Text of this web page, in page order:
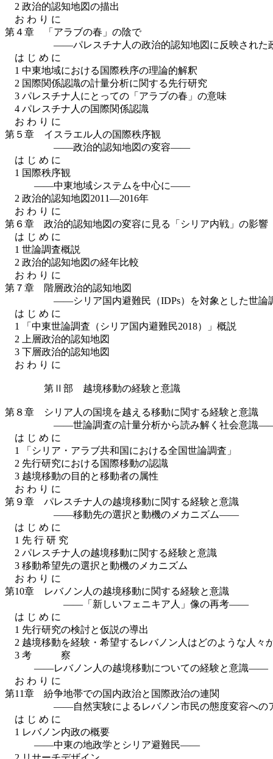
2 政治的認知地図の描出
お わ り に
第４章 「アラブの春」の陰で
――パレスチナ人の政治的認知地図に反映された
は じ め に
1 中東地域における国際秩序の理論的解釈
2 国際関係認識の計量分析に関する先行研究
3 パレスチナ人にとっての「アラブの春」の意味
4 パレスチナ人の国際関係認識
お わ り に
第５章 イスラエル人の国際秩序観
――政治的認知地図の変容――
は じ め に
1 国際秩序観
――中東地域システムを中心に――
2 政治的認知地図2011—2016年
お わ り に
第６章 政治的認知地図の変容に見る「シリア内戦」の影響
は じ め に
1 世論調査概説
2 政治的認知地図の経年比較
お わ り に
第７章 階層政治的認知地図
――シリア国内避難民（IDPs）を対象とした世論
は じ め に
1 「中東世論調査（シリア国内避難民2018）」概説
2 上層政治的認知地図
3 下層政治的認知地図
お わ り に
第Ⅱ部 越境移動の経験と意識
第８章 シリア人の国境を越える移動に関する経験と意識
――世論調査の計量分析から読み解く社会意識
は じ め に
1 「シリア・アラブ共和国における全国世論調査」
2 先行研究における国際移動の認識
3 越境移動の目的と移動者の属性
お わ り に
第９章 パレスチナ人の越境移動に関する経験と意識
――移動先の選択と動機のメカニズム――
は じ め に
1 先 行 研 究
2 パレスチナ人の越境移動に関する経験と意識
3 移動希望先の選択と動機のメカニズム
お わ り に
第10章 レバノン人の越境移動に関する経験と意識
――「新しいフェニキア人」像の再考――
は じ め に
1 先行研究の検討と仮説の導出
2 越境移動を経験・希望するレバノン人はどのような人々
3 考 察
――レバノン人の越境移動についての経験と意識――
お わ り に
第11章 紛争地帯での国内政治と国際政治の連関
――自然実験によるレバノン市民の態度変容への
は じ め に
1 レバノン内政の概要
――中東の地政学とシリア避難民――